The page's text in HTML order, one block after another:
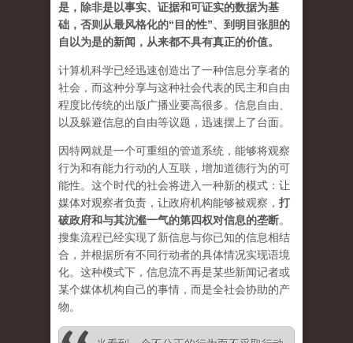
是，除非是以事实、证据和可证实的数据为基
础，否则从最风格化的“目的性”、到明目张胆的
自以为是的新闻，从来都不具有真正的价值。
计算机科学已经迅速创造出了一种信息分享者的
社会，而这种分享与这种社会代表的民主和自由
程度比传统的出版广播业要高很多。信息自由、
以及躲避信息的自由等议题，迅速摆上了台面。
因特网就是一个可重组的管道系统，能够将观察
行为和有能力行动的人互联，增加道德行为的可
能性。这个时代的社会将进入一种新的模式：让
媒体对观察者负责，让政府机构能够被观察， 打
破政府和与其沆瀣一气的第四权对信息的垄断。
搜集流程已经实现了新信息与你已知的信息相结
合，并根据所有不同行动者的具体情况实现语境
化。这种模式下，信息流不再是某些新闻记者或
某个媒体机构自己的事情，而是全社会协助的产
物。